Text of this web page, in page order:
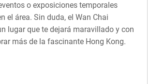
o exposiciones temporales
el área. Sin duda, el Wan Chai
lugar que te dejará maravillado y con
más de la fascinante Hong Kong.